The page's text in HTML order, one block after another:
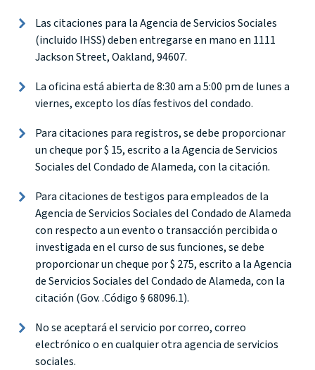
Las citaciones para la Agencia de Servicios Sociales
(incluido IHSS) deben entregarse en mano en 1111
Jackson Street, Oakland, 94607.
La oficina está abierta de 8:30 am a 5:00 pm de lunes a
viernes, excepto los días festivos del condado.
Para citaciones para registros, se debe proporcionar
un cheque por $ 15, escrito a la Agencia de Servicios
Sociales del Condado de Alameda, con la citación.
Para citaciones de testigos para empleados de la
Agencia de Servicios Sociales del Condado de Alameda
con respecto a un evento o transacción percibida o
investigada en el curso de sus funciones, se debe
proporcionar un cheque por $ 275, escrito a la Agencia
de Servicios Sociales del Condado de Alameda, con la
citación (Gov. .Código § 68096.1).
No se aceptará el servicio por correo, correo
electrónico o en cualquier otra agencia de servicios
sociales.